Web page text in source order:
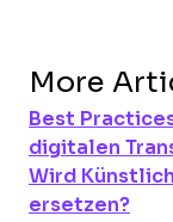
More
Best
digitalen
Wird
ersetzen?